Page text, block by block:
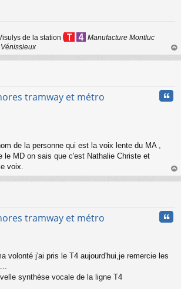
de la station
Manufacture Montluc
au
tramway et métro
de la personne qui est la voix lente du MA ,
le MD on sais que c'est Nathalie Christe et
voix.
au
tramway et métro
volonté j'ai pris le T4 aujourd'hui,je remercie les
synthèse vocale de la ligne T4